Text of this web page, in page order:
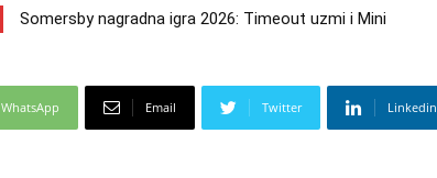
Somersby nagradna igra 2026: Timeout uzmi i Mini
INA nagradna igra 2026: Kupi bilo što i osvoji putovanje
WhatsApp Email Twitter Linkedin